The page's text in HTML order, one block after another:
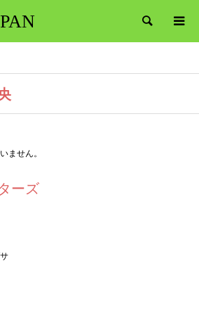
検索
ません。
ーズ